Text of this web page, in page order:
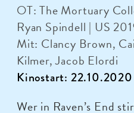
OT: The Mortuary
Ryan Spindell | US
Mit: Clancy Brown,
Kilmer, Jacob Elordi
Kinostart: 22.10.2020
Wer in Raven’s End